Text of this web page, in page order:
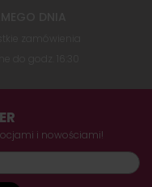
i nowościami!